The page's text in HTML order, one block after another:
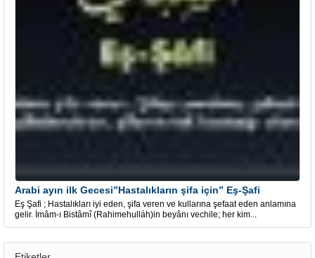
Arabi ayın ilk Gecesi”Hastalıkların şifa için” Eş-Şafi
Eş Şafi ; Hastalıkları iyi eden, şifa veren ve kullarına şefaat eden anlamına
gelir. İmâm-ı Bistâmî (Rahimehulláh)in beyânı vechile; her kim...